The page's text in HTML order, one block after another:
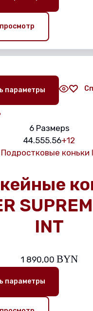
параметры
6 Размерs
44.555.56+12
Подростковые коньки
INT
1 890,00 BYN
параметры